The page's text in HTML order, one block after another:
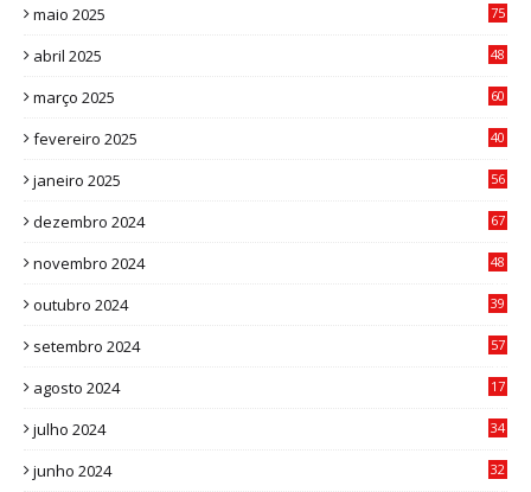
maio 2025 75
abril 2025
48
março 2025
60
fevereiro 2025
40
janeiro 2025
56
dezembro 2024
67
novembro 2024
48
outubro 2024
39
setembro 2024
57
agosto 2024
17
julho 2024
34
junho 2024
32